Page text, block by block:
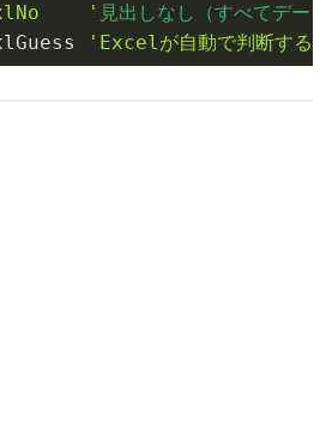
xlNo
' 見出しなし（すべてデー
'Excelが自動で判断する